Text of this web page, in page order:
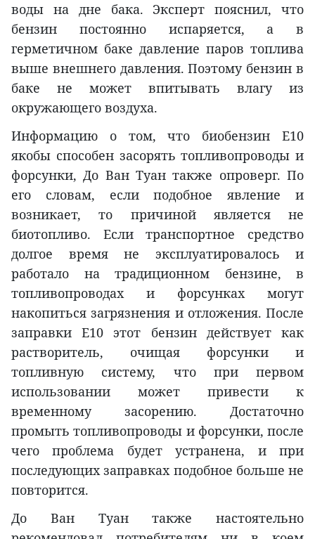
воды на дне бака. Эксперт пояснил, что
бензин постоянно испаряется, а в
герметичном баке давление паров топлива
выше внешнего давления. Поэтому бензин в
баке не может впитывать влагу из
окружающего воздуха.
Информацию о том, что биобензин E10
якобы способен засорять топливопроводы и
форсунки, До Ван Туан также опроверг. По
его словам, если подобное явление и
возникает, то причиной является не
биотопливо. Если транспортное средство
долгое время не эксплуатировалось и
работало на традиционном бензине, в
топливопроводах и форсунках могут
накопиться загрязнения и отложения. После
заправки E10 этот бензин действует как
растворитель, очищая форсунки и
топливную систему, что при первом
использовании может привести к
временному засорению. Достаточно
промыть топливопроводы и форсунки, после
чего проблема будет устранена, и при
последующих заправках подобное больше не
повторится.
До Ван Туан также настоятельно